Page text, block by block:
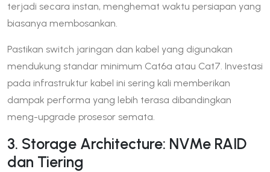
terjadi secara instan, menghemat waktu persiapan yang
biasanya membosankan.
Pastikan switch jaringan dan kabel yang digunakan
mendukung standar minimum Cat6a atau Cat7. Investasi
pada infrastruktur kabel ini sering kali memberikan
dampak performa yang lebih terasa dibandingkan
meng-upgrade prosesor semata.
3. Storage Architecture: NVMe RAID
dan Tiering